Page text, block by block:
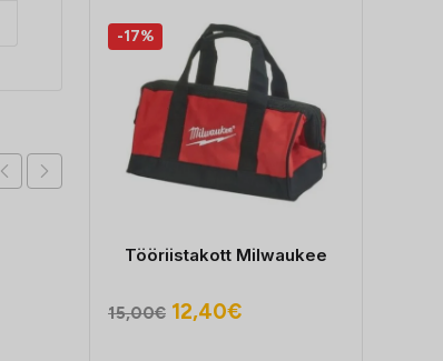
oli:
125,00€.105,73€.
-17%
Tööriistakott Milwaukee
15,00€ Algne
12,40€Praegune